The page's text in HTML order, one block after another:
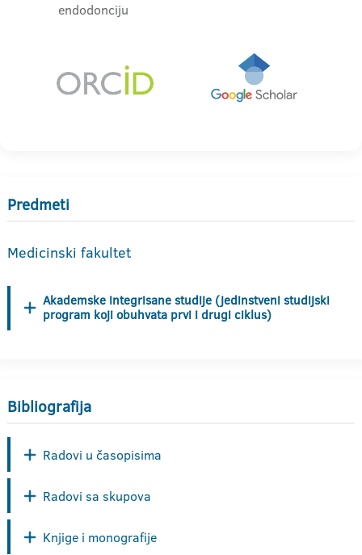
endodonciju
Predmeti
Medicinski fakultet
Akademske integrisane studije (jedinstveni studijski
program koji obuhvata prvi i drugi ciklus)
Bibliografija
Radovi u časopisima
Radovi sa skupova
Knjige i monografije